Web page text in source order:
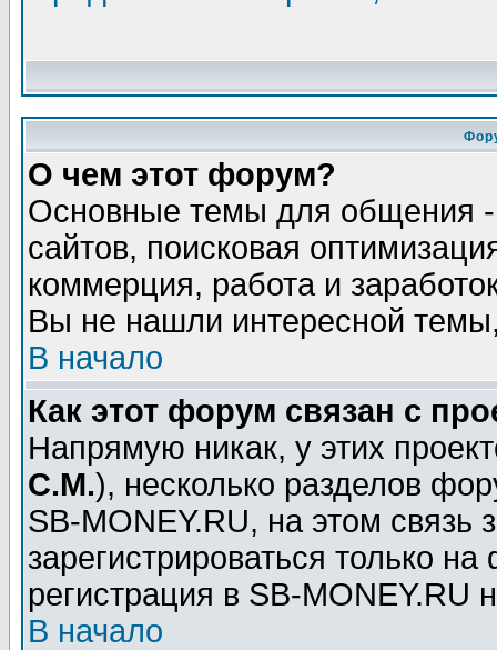
О чем этот форум?
Основные темы для общения -
сайтов, поисковая
коммерция, работа и
Вы не нашли интересной
В начало
Как этот форум связан с
Напрямую никак, у этих
С.М.), несколько разделов
SB-MONEY.RU, на этом связь
зарегистрироваться только
регистрация в SB-MONEY.RU
В начало